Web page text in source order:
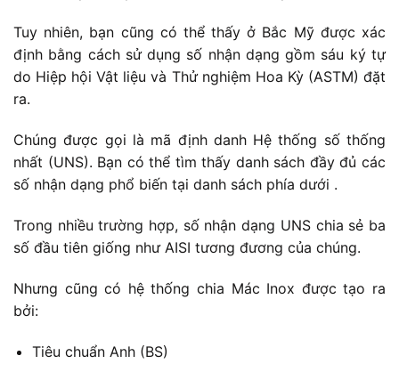
Tuy nhiên, bạn cũng có thể thấy ở Bắc Mỹ được xác
định bằng cách sử dụng số nhận dạng gồm sáu ký tự
do Hiệp hội Vật liệu và Thử nghiệm Hoa Kỳ (ASTM) đặt
ra.
Chúng được gọi là mã định danh Hệ thống số thống
nhất (UNS). Bạn có thể tìm thấy danh sách đầy đủ các
số nhận dạng phổ biến tại danh sách phía dưới .
Trong nhiều trường hợp, số nhận dạng UNS chia sẻ ba
số đầu tiên giống như AISI tương đương của chúng.
Nhưng cũng có hệ thống chia Mác Inox được tạo ra
bởi:
Tiêu chuẩn Anh (BS)